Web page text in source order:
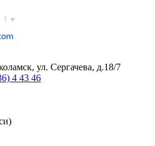
ул. Сергачева, д.18/7
4 43 46